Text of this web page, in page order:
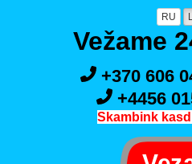
RU
Vežame
+370 606
+4456
Skambink